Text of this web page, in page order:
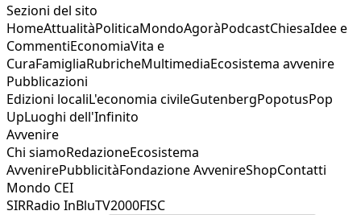
Sezioni del sito
HomeAttualitàPoliticaMondoAgoràPodcastChiesaIdee e
CommentiEconomiaVita e
CuraFamigliaRubricheMultimediaEcosistema avvenire
Pubblicazioni
Edizioni localiL'economia civileGutenbergPopotusPop
UpLuoghi dell'Infinito
Avvenire
Chi siamoRedazioneEcosistema
AvvenirePubblicitàFondazione AvvenireShopContatti
Mondo CEI
SIRRadio InBluTV2000FISC